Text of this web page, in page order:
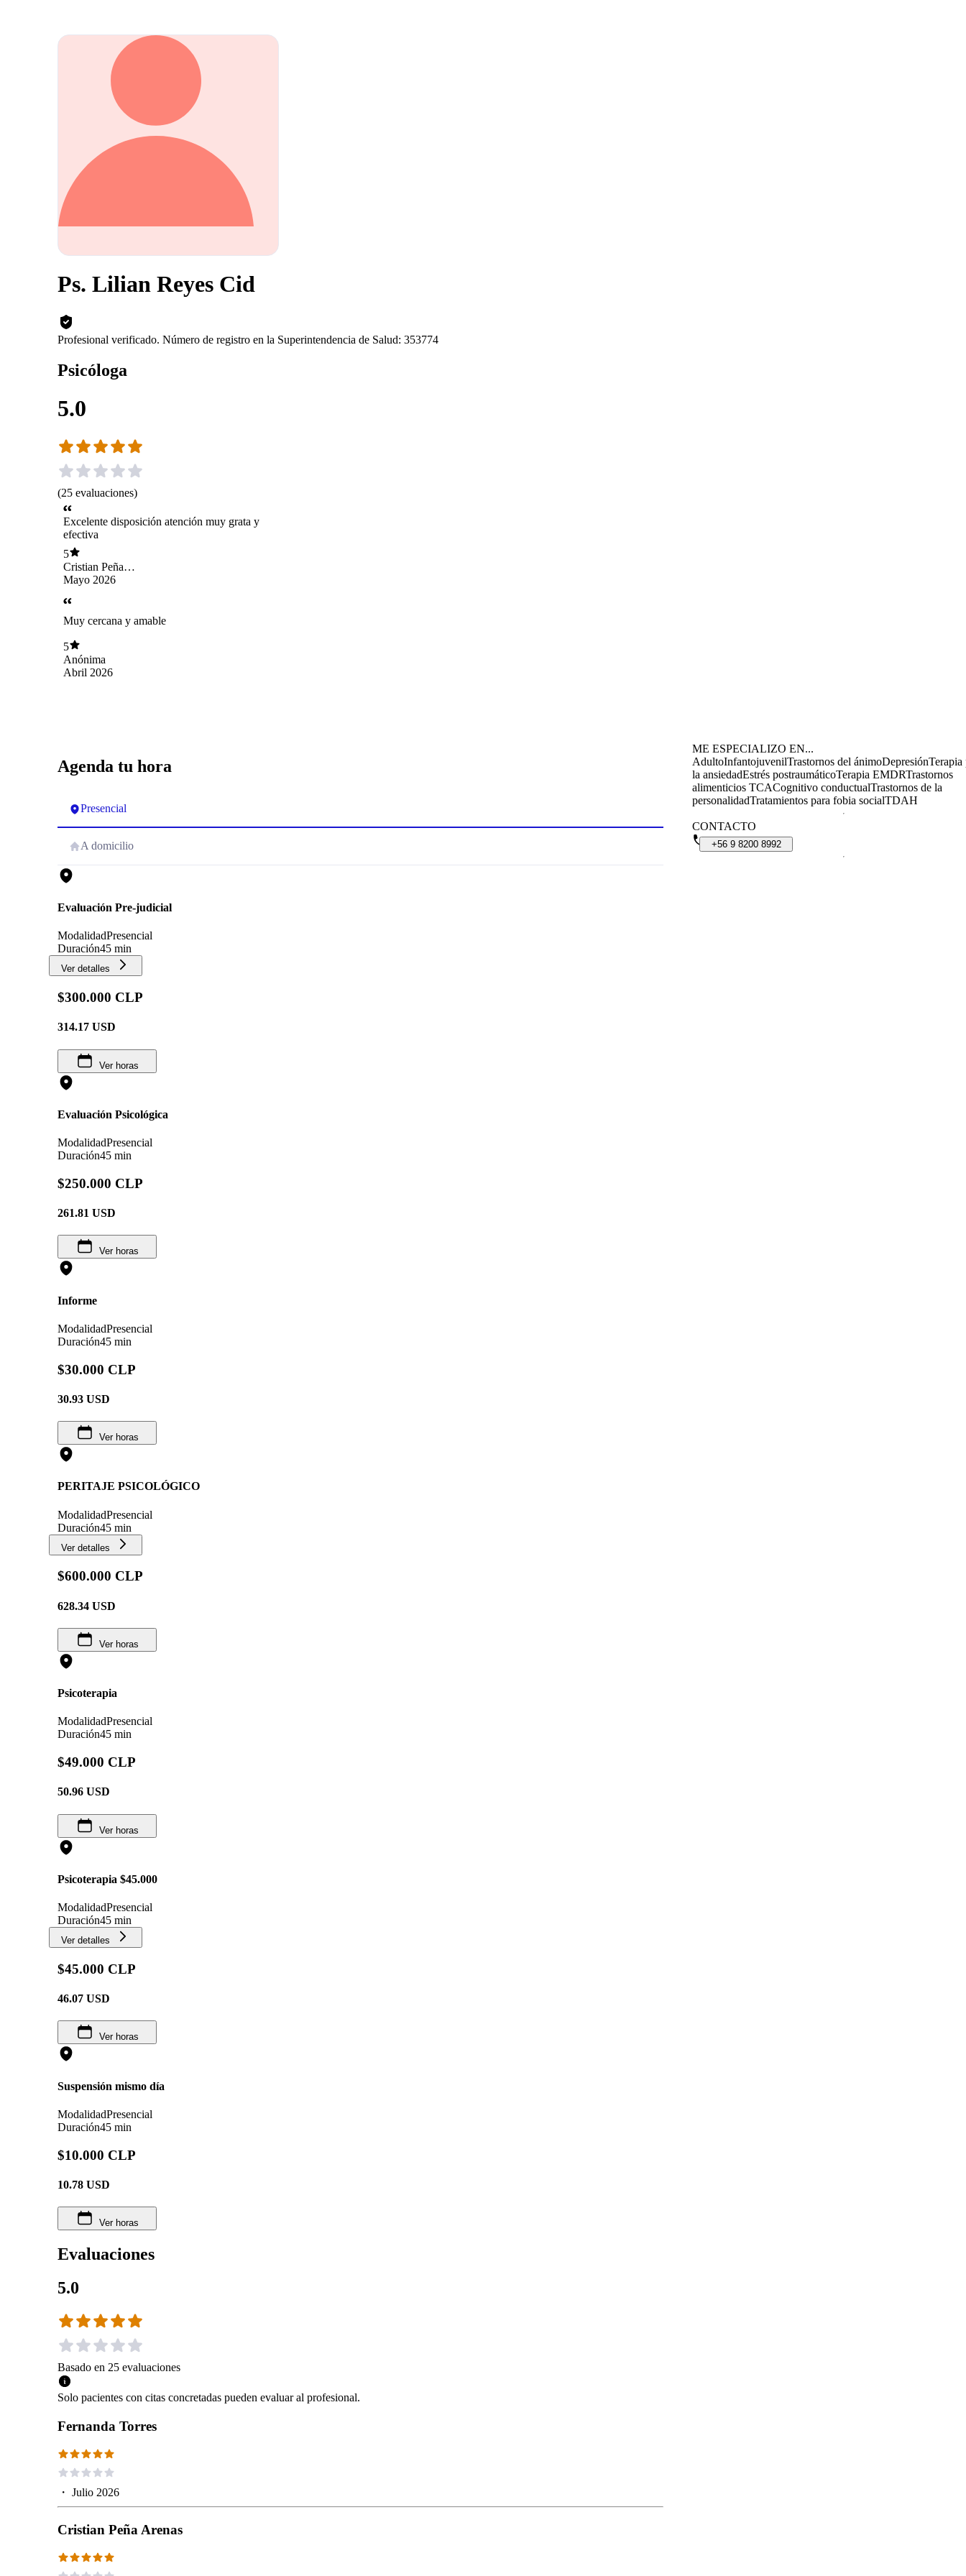
Ps. Lilian Reyes Cid
Profesional verificado. Número de registro en la Superintendencia de Salud: 353774
Psicóloga
5.0
(25 evaluaciones)
Excelente disposición atención muy grata y
efectiva
5
Cristian Peña
Arenas
Mayo 2026
Muy cercana y amable
5
Anónima
Abril 2026
Agenda tu hora
Presencial
A domicilio
Evaluación Pre-judicial
ModalidadPresencial
Duración45 min
Ver detalles
$300.000 CLP
314.17 USD
Ver horas
Evaluación Psicológica
ModalidadPresencial
Duración45 min
$250.000 CLP
261.81 USD
Ver horas
Informe
ModalidadPresencial
Duración45 min
$30.000 CLP
30.93 USD
Ver horas
PERITAJE PSICOLÓGICO
ModalidadPresencial
Duración45 min
Ver detalles
$600.000 CLP
628.34 USD
Ver horas
Psicoterapia
ModalidadPresencial
Duración45 min
$49.000 CLP
50.96 USD
Ver horas
Psicoterapia $45.000
ModalidadPresencial
Duración45 min
Ver detalles
$45.000 CLP
46.07 USD
Ver horas
Suspensión mismo día
ModalidadPresencial
Duración45 min
$10.000 CLP
10.78 USD
Ver horas
Evaluaciones
5.0
Basado en 25 evaluaciones
Solo pacientes con citas concretadas pueden evaluar al profesional.
Fernanda Torres
・ Julio 2026
Cristian Peña Arenas
ME ESPECIALIZO EN...
AdultoInfantojuvenilTrastornos del ánimoDepresiónTerapia
la ansiedadEstrés postraumáticoTerapia EMDRTrastornos
alimenticios TCACognitivo conductualTrastornos de la
personalidadTratamientos para fobia socialTDAH
CONTACTO
+56 9 8200 8992